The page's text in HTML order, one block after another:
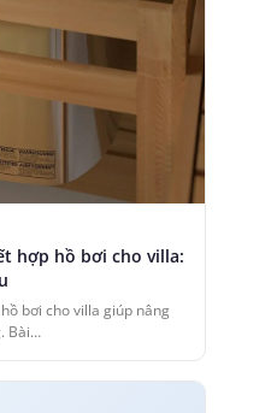
hợp hồ bơi cho villa:
bơi cho villa giúp nâng
Bài…